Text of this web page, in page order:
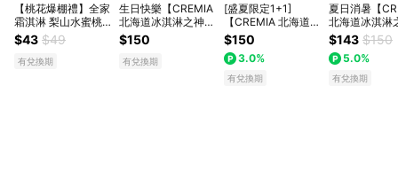
【桃花爆棚禮】全家
霜淇淋 梨山水蜜桃
(口味不限)
$43 $49
有兌換期
生日快樂【CREMIA
北海道冰淇淋之神】
冰淇淋(150元口味任
選)
$150
有兌換期
[盛夏限定1+1]
【CREMIA 北海道冰
淇淋之神】冰淇淋
(150 元口味任選)
$150
3.0%
有兌換期
夏日消暑【
北海道冰淇淋
冰淇淋(150元
選) (限最低購
2)
$143 $150
5.0%
有兌換期